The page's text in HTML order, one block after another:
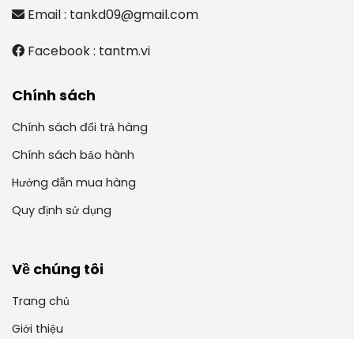
Email : tankd09@gmail.com
Facebook : tantm.vi
Chính sách
Chính sách đổi trả hàng
Chính sách bảo hành
Hướng dẫn mua hàng
Quy định sử dụng
Về chúng tôi
Trang chủ
Giới thiệu